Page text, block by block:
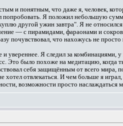
и понятным, что даже я, человек,
Я положил небольшую
другой ужин завтра". Я не
— с пирамидами, фараонами и
что нахожусь не просто
и увереннее. Я следил за
Это было похоже на медитацию,
себя защищённым от всего мира,
отвлекаться. И чем больше я
возможности просто наслаждаться